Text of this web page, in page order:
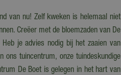
van nu! Zelf kweken is helemaal niet
Creëer met de bloemzaden van De
je advies nodig bij het zaaien van
ons tuincentrum, onze tuindeskundige
De Boet is gelegen in het hart van